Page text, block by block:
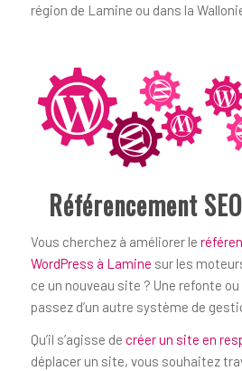
région de Lamine ou dans la
Référencement
Vous cherchez à améliorer le
WordPress à Lamine sur les
ce un nouveau site ? Une refonte
passez d’un autre système de
Qu’il s’agisse de créer un site en
déplacer un site, vous souhaitez